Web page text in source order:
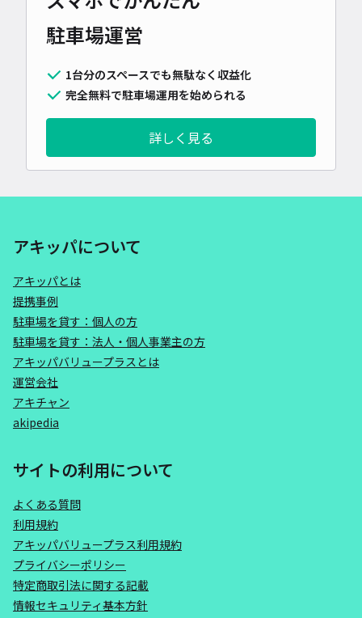
駐車場運営
1台分のスペースでも無駄なく収益化
完全無料で駐車場運用を始められる
詳しく見る
アキッパについて
アキッパとは
提携事例
駐車場を貸す：個人の方
駐車場を貸す：法人・個人事業主の方
アキッパバリュープラスとは
運営会社
アキチャン
akipedia
サイトの利用について
よくある質問
利用規約
アキッパバリュープラス利用規約
プライバシーポリシー
特定商取引法に関する記載
情報セキュリティ基本方針